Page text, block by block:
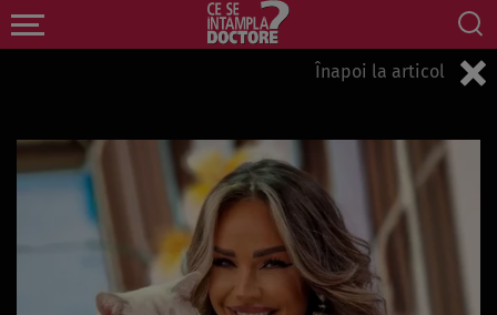
Înapoi la articol